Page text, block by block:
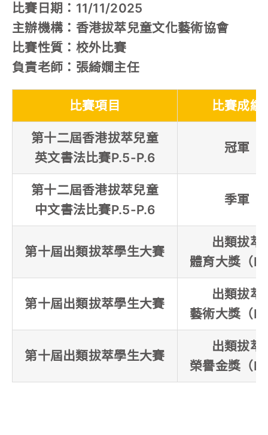
比賽日期：11/11/2025
主辦機構：香港拔萃兒童文化藝術協會
比賽性質：校外比賽
負責老師：張綺嫺主任
比賽項目 比賽成績
第十二屆香港拔萃兒童
英文書法比賽P.5-P.6
冠軍
第十二屆香港拔萃兒童
中文書法比賽P.5-P.6
季軍
第十屆出類拔萃學生大賽
出類拔萃
體育大獎（
第十屆出類拔萃學生大賽
出類拔萃
藝術大獎（
第十屆出類拔萃學生大賽
出類拔萃
榮譽金獎（